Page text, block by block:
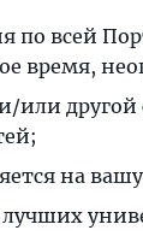
всей
время,
другой
на